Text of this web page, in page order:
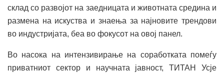
склад со развојот на заедницата и животната средина и
размена на искуства и знаења за најновите трендови
во индустријата, беа во фокусот на овој панел.
Во насока на интензивирање на соработката помеѓу
приватниот сектор и научната јавност, ТИТАН Усје